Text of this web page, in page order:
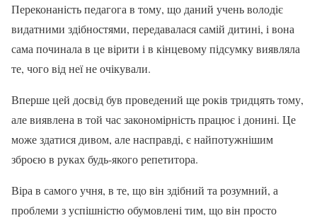
Переконаність педагога в тому, що даний учень володіє
видатними здібностями, передавалася самій дитині, і вона
сама починала в це вірити і в кінцевому підсумку виявляла
те, чого від неї не очікували.
Вперше цей досвід був проведений ще років тридцять тому,
але виявлена в той час закономірність працює і донині. Це
може здатися дивом, але насправді, є найпотужнішим
зброєю в руках будь-якого репетитора.
Віра в самого учня, в те, що він здібний та розумний, а
проблеми з успішністю обумовлені тим, що він просто